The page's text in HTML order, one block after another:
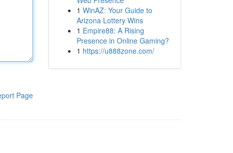
Page
1 WinAZ: Your Guide to
Arizona Lottery Wins
1 Empire88: A Rising
Presence in Online Gaming?
1 https://u888zone.com/